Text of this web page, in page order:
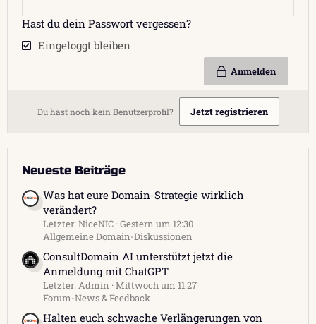
Hast du dein Passwort vergessen?
Eingeloggt bleiben
Anmelden
Du hast noch kein Benutzerprofil? Jetzt registrieren
Neueste Beiträge
Was hat eure Domain-Strategie wirklich
verändert?
Letzter: NiceNIC Gestern um 12:30
Allgemeine Domain-Diskussionen
ConsultDomain AI unterstützt jetzt die
Anmeldung mit ChatGPT
Letzter: Admin Mittwoch um 11:27
Forum-News & Feedback
Halten euch schwache Verlängerungen von